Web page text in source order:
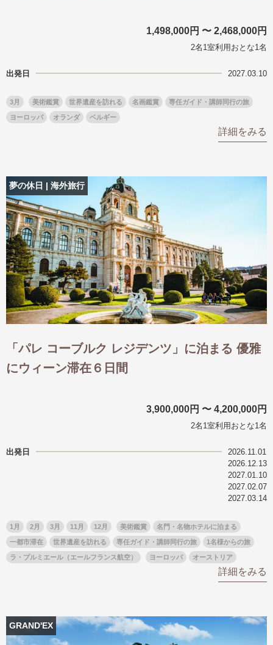
1,498,000円 〜 2,468,000円
2名1室利用おとな1名
出発日 2027.03.10
3月 美術鑑賞 世界遺産を訪れる 名画鑑賞 専任ガイド・講師同行の旅
ヨーロッパ オランダ ベルギー
詳細をみる
夢の休日 | 海外旅行
「パレ コーブルク レジデンツ」に泊まる 優雅
にウィーン滞在６日間
3,900,000円 〜 4,200,000円
2名1室利用おとな1名
出発日
2026.11.01
2026.12.13
2027.01.10
2027.02.07
2027.03.14
1月 2月 3月 11月 12月 美術鑑賞 名門・名物ホテルに泊まる
一都市滞在 世界遺産を訪れる 専任ガイド・講師同行の旅 1名様からの旅
ラ・プルミエール（エールフランス航空） ヨーロッパ オーストリア
詳細をみる
GRAND'EX